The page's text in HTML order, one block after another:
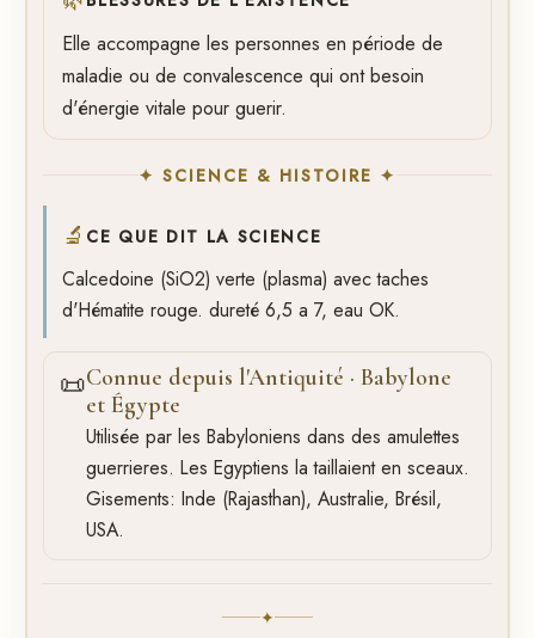
Elle accompagne les personnes en période de
maladie ou de convalescence qui ont besoin
d'énergie vitale pour guerir.
✦ SCIENCE & HISTOIRE ✦
🔬 CE QUE DIT LA SCIENCE
Calcedoine (SiO2) verte (plasma) avec taches
d'Hématite rouge. dureté 6,5 a 7, eau OK.
📜Connue depuis l'Antiquité · Babylone
et Égypte
Utilisée par les Babyloniens dans des amulettes
guerrieres. Les Egyptiens la taillaient en sceaux.
Gisements: Inde (Rajasthan), Australie, Brésil,
USA.
✦